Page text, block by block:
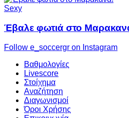
Sexy
Έβαλε φωτιά στο
Follow e_soccergr on Instagram
Βαθμολογίες
Livescore
Στοίχημα
Αναζήτηση
Διαγωνισμοί
Όροι Χρήσης